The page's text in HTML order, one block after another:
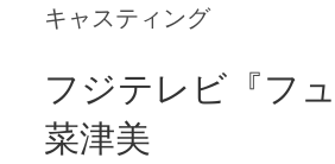
キャスティング
フジテレビ『フ
菜津美